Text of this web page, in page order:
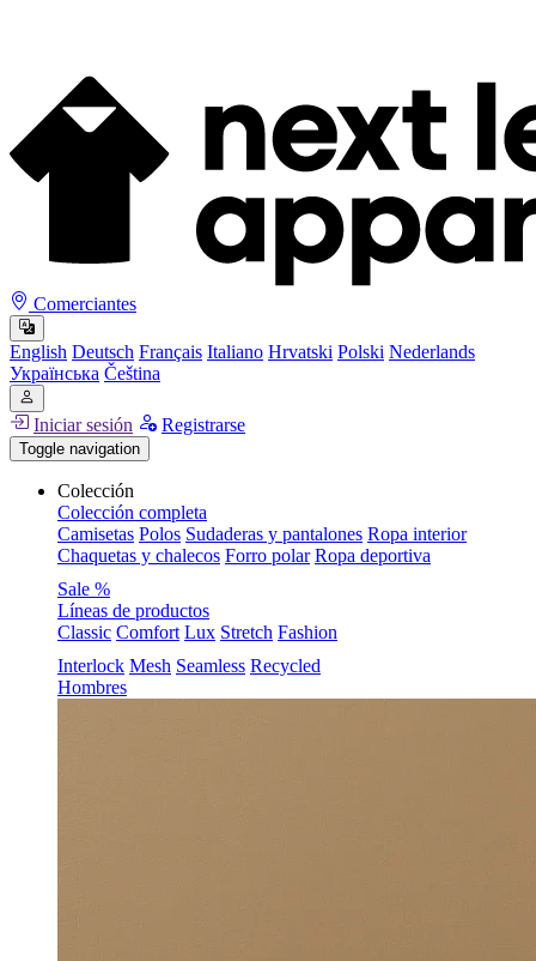
Comerciantes
English Deutsch Français Italiano Hrvatski Polski Nederlands
Українська Čeština
Iniciar sesión Registrarse
Toggle navigation
Colección
Colección completa
Camisetas Polos Sudaderas y pantalones Ropa interior
Chaquetas y chalecos Forro polar Ropa deportiva
Sale %
Líneas de productos
Classic Comfort Lux Stretch Fashion
Interlock Mesh Seamless Recycled
Hombres